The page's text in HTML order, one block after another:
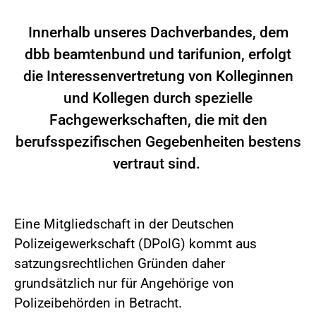
Innerhalb unseres Dachverbandes, dem
dbb beamtenbund und tarifunion, erfolgt
die Interessenvertretung von Kolleginnen
und Kollegen durch spezielle
Fachgewerkschaften, die mit den
berufsspezifischen Gegebenheiten bestens
vertraut sind.
Eine Mitgliedschaft in der Deutschen
Polizeigewerkschaft (DPolG) kommt aus
satzungsrechtlichen Gründen daher
grundsätzlich nur für Angehörige von
Polizeibehörden in Betracht.